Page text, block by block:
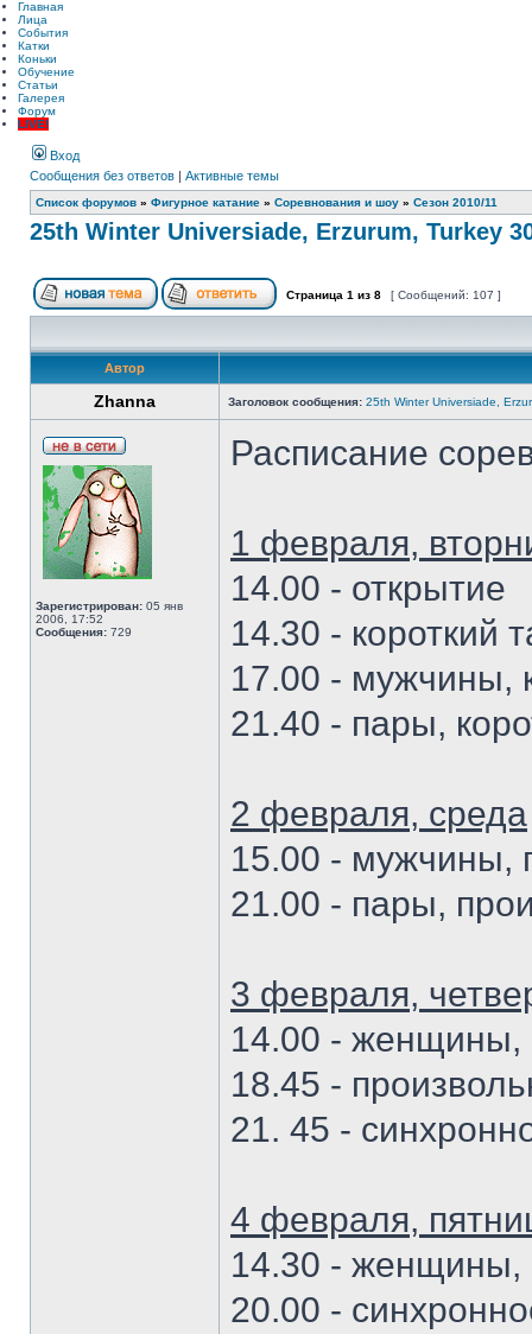
Главная
Лица
События
Катки
Коньки
Обучение
Статьи
Галерея
Форум
LIVE!
Вход
Сообщения без ответов | Активные темы
Список форумов » Фигурное катание » Соревнования и шоу » Сезон 2010/11
25th Winter Universiade, Erzurum, Turkey
Страница 1 из 8 [ Сообщений: 107 ]
Автор
Zhanna Заголовок сообщения: 25th Winter Universiade,
Зарегистрирован: 05 янв
2006, 17:52
Сообщения: 729
Расписание
1 февраля,
14.00 - открытие
14.30 - короткий
17.00 - мужчины,
21.40 - пары,
2 февраля, среда
15.00 - мужчины,
21.00 - пары,
3 февраля,
14.00 - женщины,
18.45 -
21. 45 -
4 февраля,
14.30 - женщины,
20.00 -